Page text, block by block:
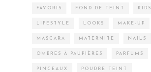
FAVORIS FOND DE TEINT KIDS
LIFESTYLE LOOKS MAKE-UP
MASCARA MATERNITÉ NAILS
OMBRES À PAUPIÈRES PARFUMS
PINCEAUX POUDRE TEINT